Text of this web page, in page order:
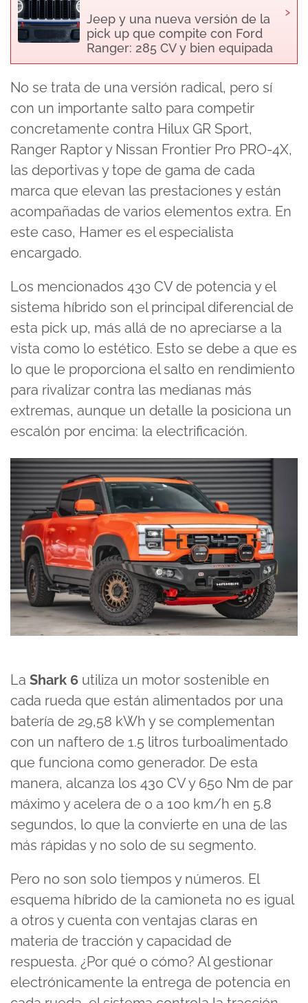
Jeep y una nueva versión de la
pick up que compite con Ford
Ranger: 285 CV y bien equipada
›
No se trata de una versión radical, pero sí
con un importante salto para competir
concretamente contra Hilux GR Sport,
Ranger Raptor y Nissan Frontier Pro PRO-4X,
las deportivas y tope de gama de cada
marca que elevan las prestaciones y están
acompañadas de varios elementos extra. En
este caso, Hamer es el especialista
encargado.
Los mencionados 430 CV de potencia y el
sistema híbrido son el principal diferencial de
esta pick up, más allá de no apreciarse a la
vista como lo estético. Esto se debe a que es
lo que le proporciona el salto en rendimiento
para rivalizar contra las medianas más
extremas, aunque un detalle la posiciona un
escalón por encima: la electrificación.
La Shark 6 utiliza un motor sostenible en
cada rueda que están alimentados por una
batería de 29,58 kWh y se complementan
con un naftero de 1.5 litros turboalimentado
que funciona como generador. De esta
manera, alcanza los 430 CV y 650 Nm de par
máximo y acelera de 0 a 100 km/h en 5.8
segundos, lo que la convierte en una de las
más rápidas y no solo de su segmento.
Pero no son solo tiempos y números. El
esquema híbrido de la camioneta no es igual
a otros y cuenta con ventajas claras en
materia de tracción y capacidad de
respuesta. ¿Por qué o cómo? Al gestionar
electrónicamente la entrega de potencia en